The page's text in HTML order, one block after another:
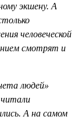
экшену. А
человеческой
смотрят и
людей»
А на самом